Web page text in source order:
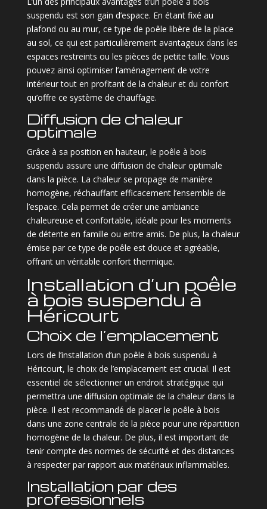
suspendu est son gain d’espace. En étant fixé au
plafond ou au mur, ce type de poêle libère de la place
au sol, ce qui est particulièrement avantageux dans les
espaces restreints ou les pièces de petite taille. Vous
pouvez ainsi optimiser l’aménagement de votre
intérieur tout en profitant de la chaleur et du confort
qu’offre ce système de chauffage.
Diffusion de chaleur
optimale
Grâce à sa position en hauteur, le poêle à bois
suspendu assure une diffusion de chaleur optimale
dans la pièce. La chaleur se propage de manière
homogène, réchauffant efficacement l’ensemble de
l’espace. Cela permet de créer une ambiance
chaleureuse et confortable, idéale pour les moments
de détente en famille ou entre amis. De plus, la chaleur
émise par ce type de poêle est douce et agréable,
offrant un véritable confort thermique.
Installation d’un poêle
à bois suspendu à
Héricourt
Choix de l’emplacement
Lors de l’installation d’un poêle à bois suspendu à
Héricourt, le choix de l’emplacement est crucial. Il est
essentiel de sélectionner un endroit stratégique qui
permettra une diffusion optimale de la chaleur dans la
pièce. Il est recommandé de placer le poêle à bois
dans une zone centrale de la pièce pour une répartition
homogène de la chaleur. De plus, il est important de
tenir compte des normes de sécurité et des distances
à respecter par rapport aux matériaux inflammables.
Installation par des
professionnels